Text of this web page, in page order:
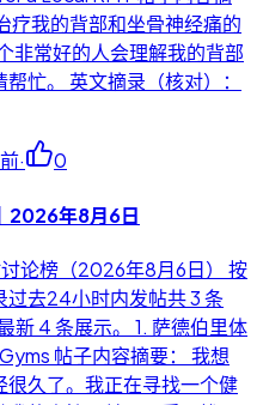
疗我的背部和坐骨神经痛的
非常好的人会理解我的背部
忙。 英文摘录（核对）：
· 0
2026年8月6日
论榜（2026年8月6日） 按
去24小时内发帖共 3 条
新 4 条展示。 1. 萨德伯里体
帖子内容摘要： 我想
久了。我正在寻找一个健